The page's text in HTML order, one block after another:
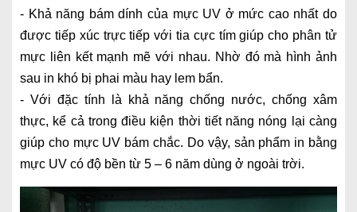
- Khả năng bám dính của mực UV ở mức cao nhất do
được tiếp xúc trực tiếp với tia cực tím giúp cho phân tử
mực liên kết mạnh mẽ với nhau. Nhờ đó mà hình ảnh
sau in khó bị phai màu hay lem bẩn.
- Với đặc tính là khả năng chống nước, chống xâm
thực, kể cả trong điều kiện thời tiết năng nóng lại càng
giúp cho mực UV bám chắc. Do vậy, sản phẩm in bằng
mực UV có độ bền từ 5 – 6 năm dùng ở ngoài trời.